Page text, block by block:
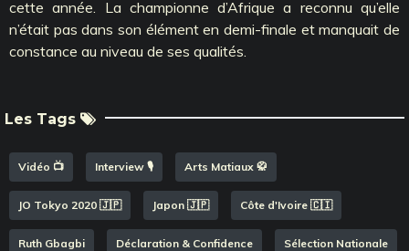
cette année. La championne d’Afrique a reconnu qu’elle
n’était pas dans son élément en demi-finale et manquait de
constance au niveau de ses qualités.
Les Tags
Vidéo 📺 Interview 🎙️ Arts Matiaux 🥋
JO Tokyo 2020 🇯🇵 Japon 🇯🇵 Côte d'Ivoire 🇨🇮
Ruth Gbagbi Déclaration & Confidence Sélection Nationale